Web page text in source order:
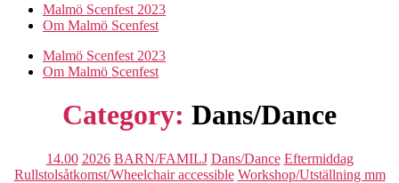
Malmö Scenfest 2023
Om Malmö Scenfest
Malmö Scenfest 2023
Om Malmö Scenfest
Category: Dans/Dance
Categories
14.00 2026 BARN/FAMILJ Dans/Dance Eftermiddag
Rullstolsåtkomst/Wheelchair accessible Workshop/Utställning mm